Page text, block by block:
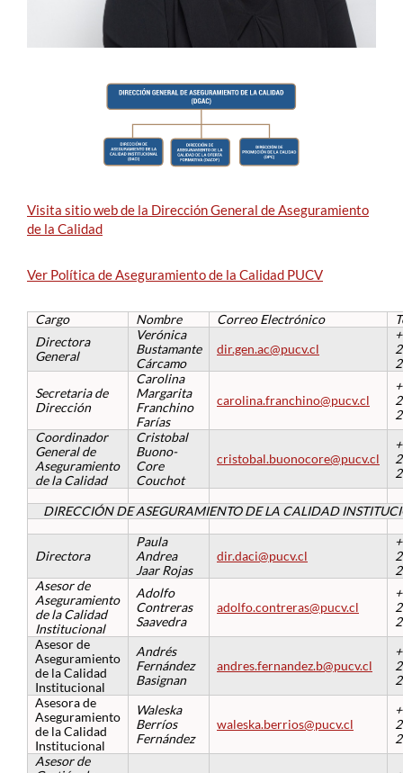
Visita sitio web de la Dirección General de Aseguramiento
de la Calidad
Ver Política de Aseguramiento de la Calidad PUCV
Cargo Nombre Correo Electrónico
Directora
General
Verónica
Bustamante
Cárcamo
dir.gen.ac@pucv.cl
Secretaria de
Dirección
Carolina
Margarita
Franchino
Farías
carolina.franchino@pucv.cl
Coordinador
General de
Aseguramiento
de la Calidad
Cristobal
Buono-
Core
Couchot
cristobal.buonocore@pucv.cl
DIRECCIÓN DE ASEGURAMIENTO DE LA CALIDAD
Directora
Paula
Andrea
Jaar Rojas
dir.daci@pucv.cl
Asesor de
Aseguramiento
de la Calidad
Institucional
Adolfo
Contreras
Saavedra
adolfo.contreras@pucv.cl
Asesor de
Aseguramiento
de la Calidad
Institucional
Andrés
Fernández
Basignan
andres.fernandez.b@pucv.cl
Asesora de
Aseguramiento
de la Calidad
Institucional
Waleska
Berríos
Fernández
waleska.berrios@pucv.cl
Asesor de